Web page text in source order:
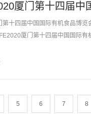
第十四届中国国际有机食品博
厦门第十四届中国国际
5 6 7 8